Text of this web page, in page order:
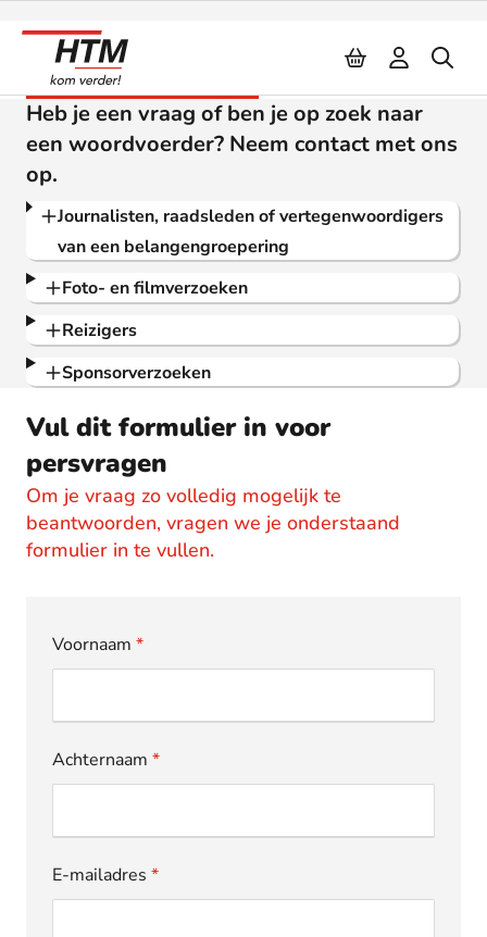
Pers en beeldbank
Heb je een vraag of ben je op zoek naar
een woordvoerder? Neem contact met ons
op.
Journalisten, raadsleden of vertegenwoordigers
van een belangengroepering
Foto- en filmverzoeken
Reizigers
Sponsorverzoeken
Vul dit formulier in voor
persvragen
Om je vraag zo volledig mogelijk te
beantwoorden, vragen we je onderstaand
formulier in te vullen.
Voornaam *
Achternaam *
E-mailadres *